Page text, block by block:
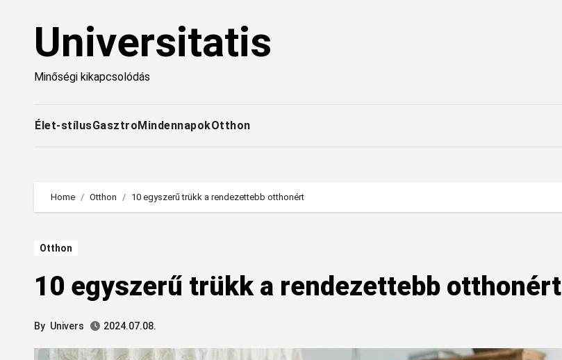
contentUniversitatis
Minőségi kikapcsolódás
Élet-stílusGasztroMindennapokOtthon
Home Otthon 10 egyszerű trükk a rendezettebb otthonért
Otthon
10 egyszerű trükk a rendezettebb otthonért
By Univers 2024.07.08.